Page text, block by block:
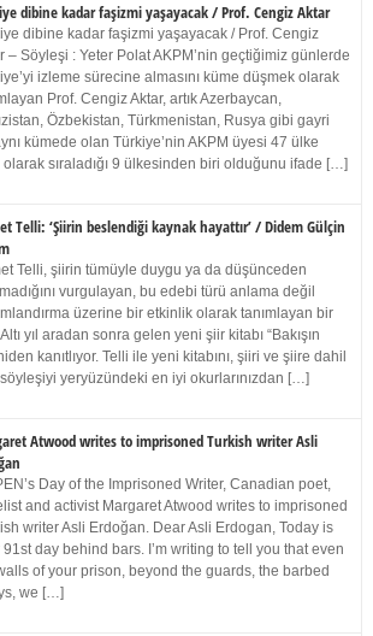
dibine kadar faşizmi yaşayacak / Prof. Cengiz Aktar
dibine kadar faşizmi yaşayacak / Prof. Cengiz
– Söyleşi : Yeter Polat AKPM’nin geçtiğimiz günlerde
izleme sürecine almasını küme düşmek olarak
Prof. Cengiz Aktar, artık Azerbaycan,
Özbekistan, Türkmenistan, Rusya gibi gayri
kümede olan Türkiye’nin AKPM üyesi 47 ülke
sıraladığı 9 ülkesinden biri olduğunu ifade […]
Telli: ‘Şiirin beslendiği kaynak hayattır’ / Didem Gülçin
Telli, şiirin tümüyle duygu ya da düşünceden
vurgulayan, bu edebi türü anlama değil
üzerine bir etkinlik olarak tanımlayan bir
yıl aradan sonra gelen yeni şiir kitabı “Bakışın
kanıtlıyor. Telli ile yeni kitabını, şiiri ve şiire dahil
yeryüzündeki en iyi okurlarınızdan […]
Atwood writes to imprisoned Turkish writer Asli
Day of the Imprisoned Writer, Canadian poet,
and activist Margaret Atwood writes to imprisoned
writer Asli Erdoğan. Dear Asli Erdogan, Today is
91st day behind bars. I’m writing to tell you that even
of your prison, beyond the guards, the barbed
we […]